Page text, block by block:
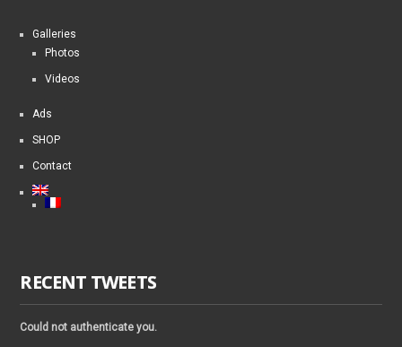
Galleries
Photos
Videos
Ads
SHOP
Contact
RECENT TWEETS
Could not authenticate you.